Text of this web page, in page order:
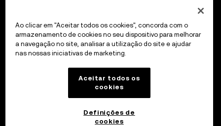
Ao clicar em "Aceitar todos os cookies", concorda com o
armazenamento de cookies no seu dispositivo para melhorar
a navegação no site, analisar a utilização do site e ajudar
nas nossas iniciativas de marketing.
Aceitar todos os
cookies
Definições de
cookies